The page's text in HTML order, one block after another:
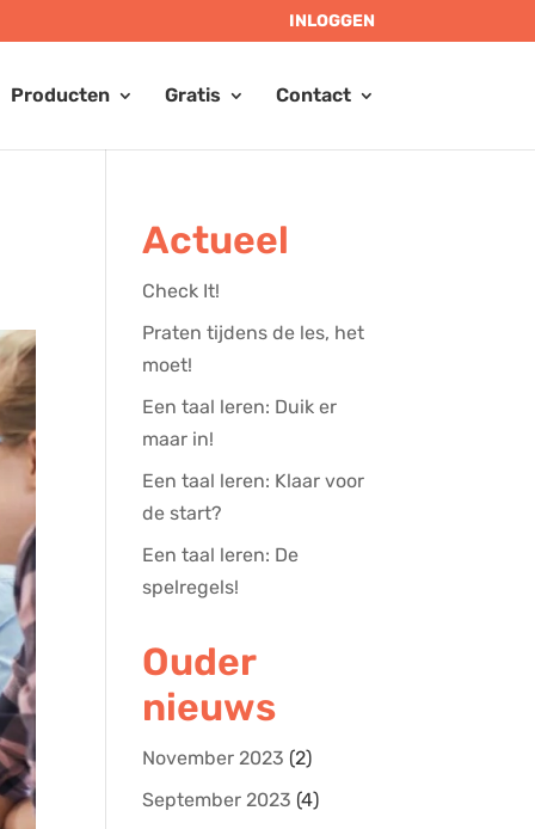
INLOGGEN
Producten Gratis Contact
Actueel
Check It!
Praten tijdens de les, het
moet!
Een taal leren: Duik er
maar in!
Een taal leren: Klaar voor
de start?
Een taal leren: De
spelregels!
Ouder
nieuws
November 2023 (2)
September 2023 (4)